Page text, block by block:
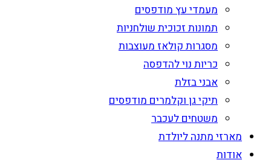
מעמדי עץ מודפסים
תמונות זכוכית שולחניות
מסגרות קולאז מעוצבות
כריות נוי להדפסה
אבני בזלת
תיקי גן וקלמרים מודפסים
משטחים לעכבר
מארזי מתנה ליולדת
אודות